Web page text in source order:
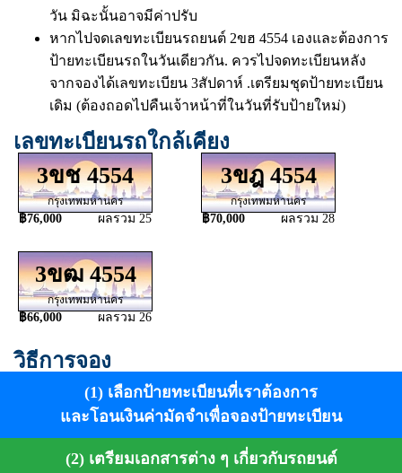
วัน มิฉะนั้นอาจมีค่าปรับ
หากไปจดเลขทะเบียนรถยนต์ 2ขฮ 4554 เองและต้องการ
ป้ายทะเบียนรถในวันเดียวกัน. ควรไปจดทะเบียนหลัง
จากจองได้เลขทะเบียน 3สัปดาห์ .เตรียมชุดป้ายทะเบียน
เดิม (ต้องถอดไปคืนเจ้าหน้าที่ในวันที่รับป้ายใหม่)
เลขทะเบียนรถใกล้เคียง
3ขช 4554
กรุงเทพมหานคร
฿76,000 ผลรวม 25
3ขฎ 4554
กรุงเทพมหานคร
฿70,000 ผลรวม 28
3ขฒ 4554
กรุงเทพมหานคร
฿66,000 ผลรวม 26
วิธีการจอง
(1) เลือกป้ายทะเบียนที่เราต้องการ
และโอนเงินค่ามัดจำเพื่อจองป้ายทะเบียน
(2) เตรียมเอกสารต่าง ๆ เกี่ยวกับรถยนต์